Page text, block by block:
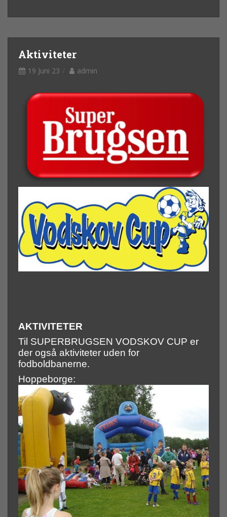
Aktiviteter
19 Juni 23 admin
AKTIVITETER
Til SUPERBRUGSEN VODSKOV CUP er
der også aktiviteter uden for
fodboldbanerne.
Hoppeborge: